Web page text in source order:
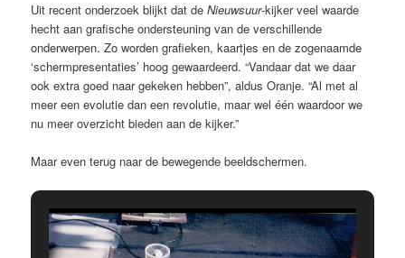
Uit recent onderzoek blijkt dat deNieuwsuur-kijker veel waarde
hecht aan grafische ondersteuning van de verschillende
onderwerpen. Zo worden grafieken, kaartjes en de zogenaamde
‘schermpresentaties’ hoog gewaardeerd. “Vandaar dat we daar
ook extra goed naar gekeken hebben”, aldus Oranje. “Al met al
meer een evolutie dan een revolutie, maar wel één waardoor we
nu meer overzicht bieden aan de kijker.”
Maar even terug naar de bewegende beeldschermen.